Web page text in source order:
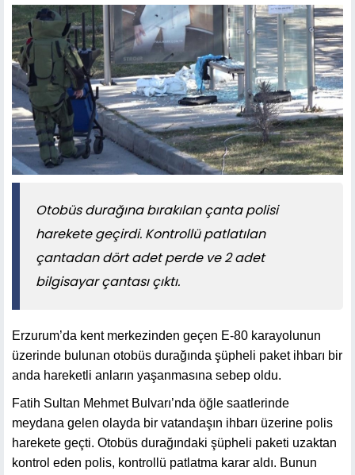
Otobüs durağına bırakılan çanta polisi
harekete geçirdi. Kontrollü patlatılan
çantadan dört adet perde ve 2 adet
bilgisayar çantası çıktı.
Erzurum’da kent merkezinden geçen E-80 karayolunun
üzerinde bulunan otobüs durağında şüpheli paket ihbarı bir
anda hareketli anların yaşanmasına sebep oldu.
Fatih Sultan Mehmet Bulvarı’nda öğle saatlerinde
meydana gelen olayda bir vatandaşın ihbarı üzerine polis
harekete geçti. Otobüs durağındaki şüpheli paketi uzaktan
kontrol eden polis, kontrollü patlatma karar aldı. Bunun